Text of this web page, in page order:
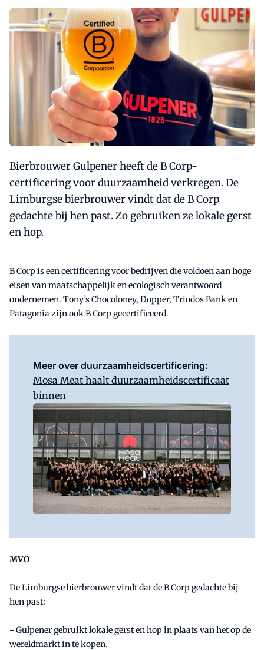
Bierbrouwer Gulpener heeft de B Corp-
certificering voor duurzaamheid verkregen. De
Limburgse bierbrouwer vindt dat de B Corp
gedachte bij hen past. Zo gebruiken ze lokale gerst
en hop.
B Corp is een certificering voor bedrijven die voldoen aan hoge
eisen van maatschappelijk en ecologisch verantwoord
ondernemen. Tony’s Chocoloney, Dopper, Triodos Bank en
Patagonia zijn ook B Corp gecertificeerd.
Meer over duurzaamheidscertificering:
Mosa Meat haalt duurzaamheidscertificaat
binnen
MVO
De Limburgse bierbrouwer vindt dat de B Corp gedachte bij
hen past:
- Gulpener gebruikt lokale gerst en hop in plaats van het op de
wereldmarkt in te kopen.